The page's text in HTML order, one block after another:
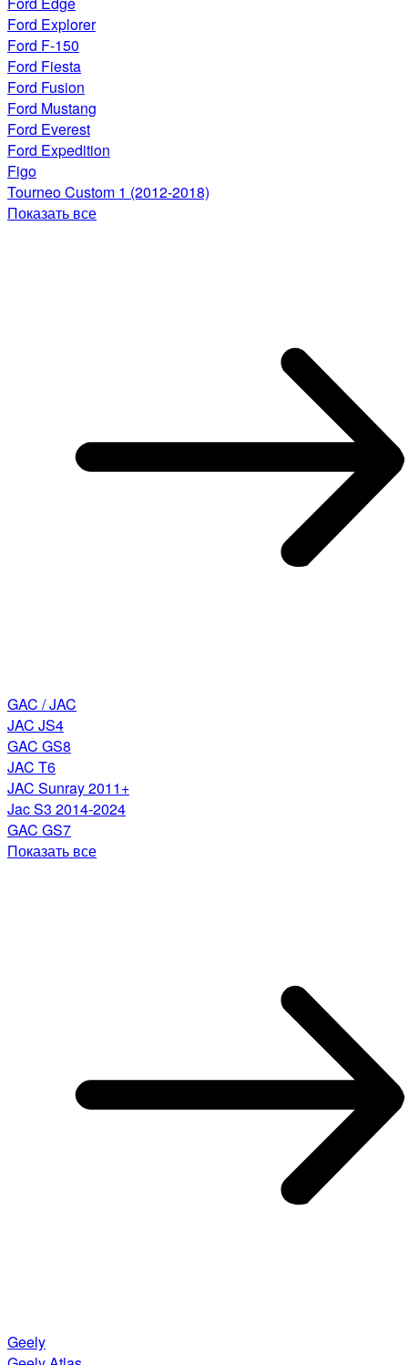
Ford Explorer
Ford F-150
Ford Fiesta
Ford Fusion
Ford Mustang
Ford Everest
Ford Expedition
Figo
Tourneo Custom 1 (2012-2018)
Показать все
GAC / JAC
JAC JS4
GAC GS8
JAC T6
JAC Sunray 2011+
Jac S3 2014-2024
GAC GS7
Показать все
Geely